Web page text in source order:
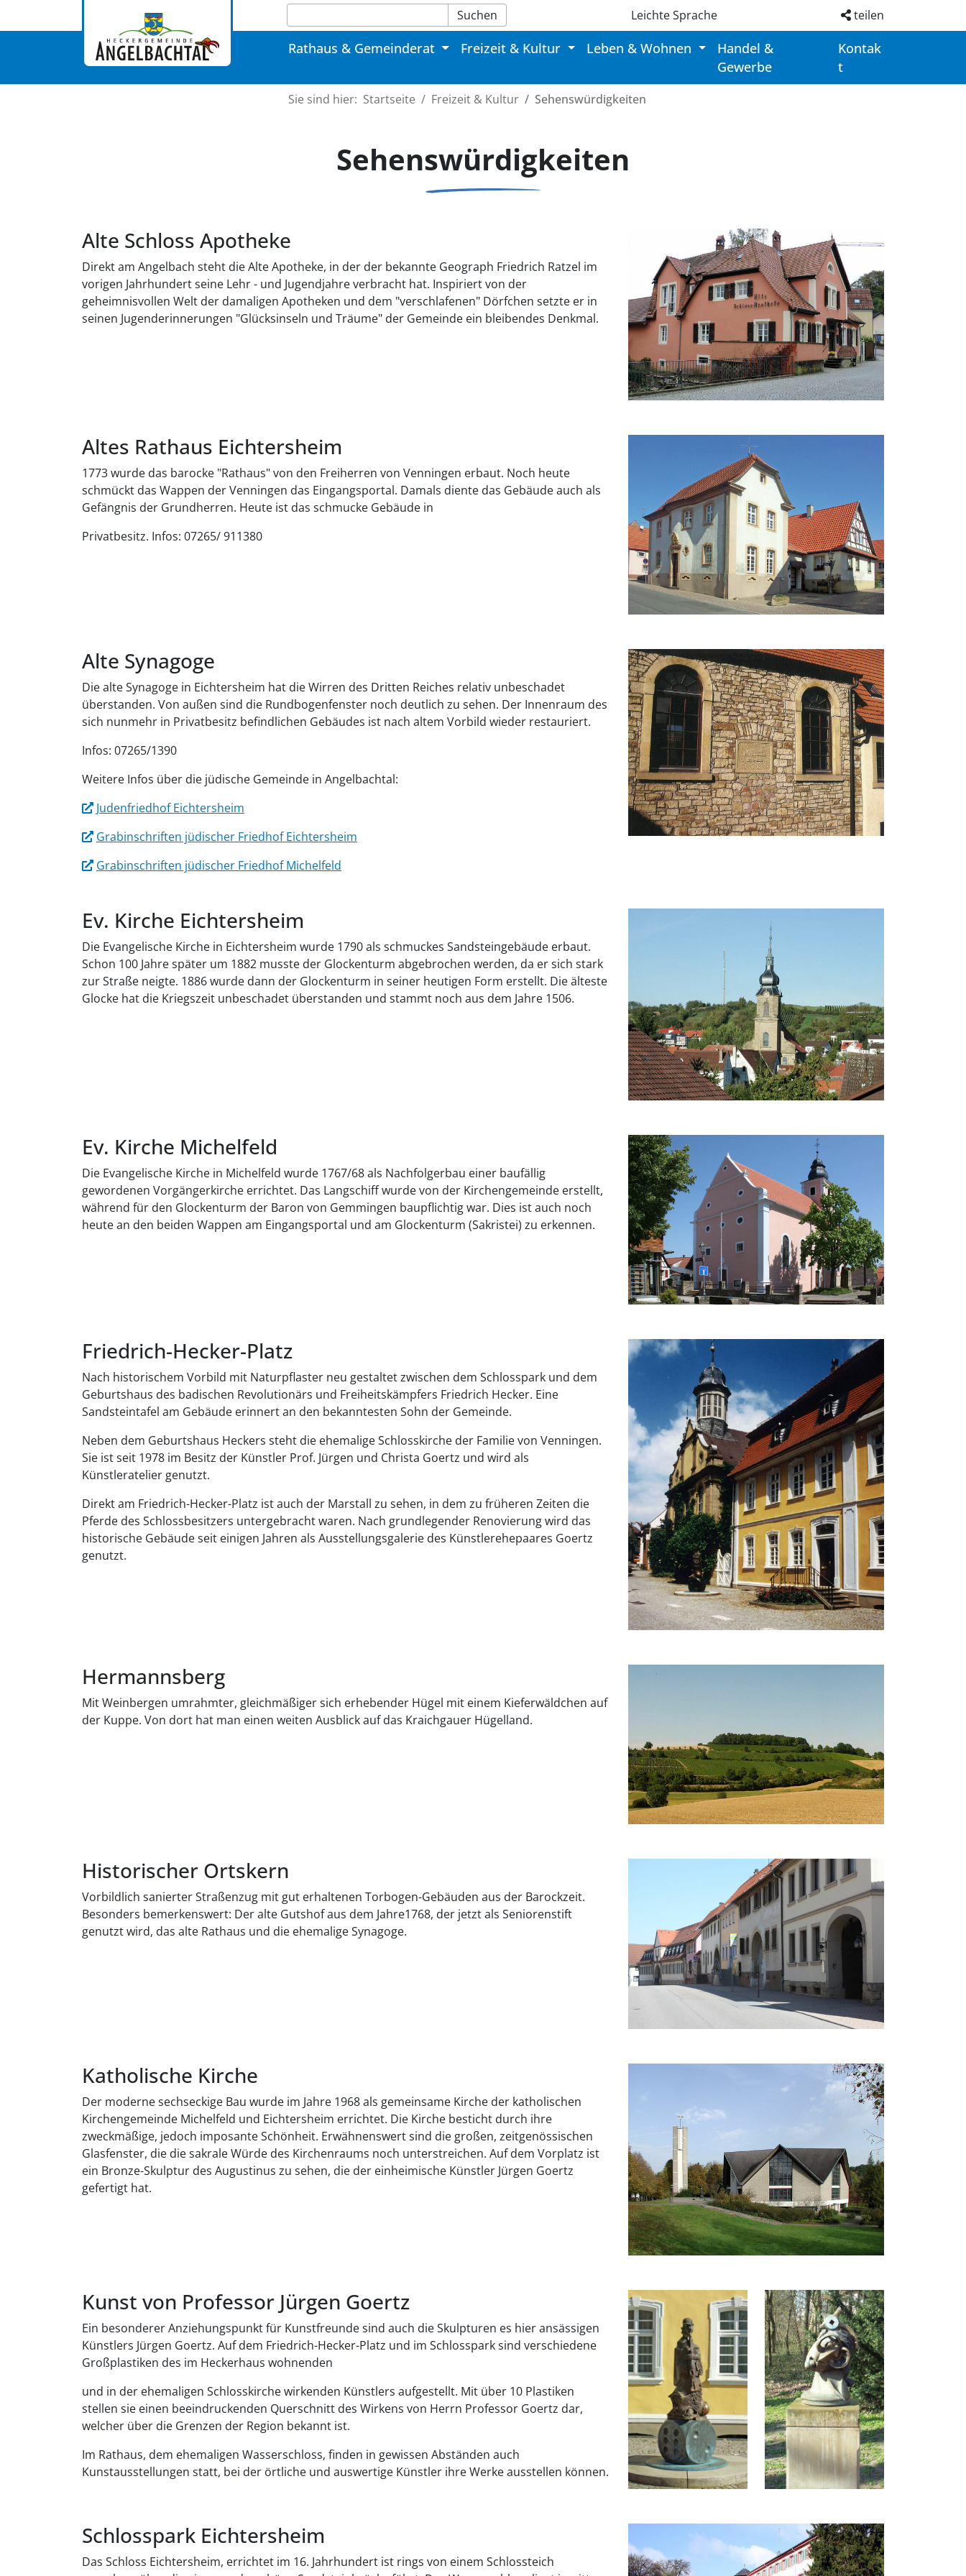
Suchen Leichte Sprache teilen
Rathaus & Gemeinderat Freizeit & Kultur Leben & Wohnen
Handel &
Gewerbe
Kontak
t
Sie sind hier: Startseite Freizeit & Kultur Sehenswürdigkeiten
Sehenswürdigkeiten
Alte Schloss Apotheke
Direkt am Angelbach steht die Alte Apotheke, in der der bekannte Geograph Friedrich Ratzel im
vorigen Jahrhundert seine Lehr - und Jugendjahre verbracht hat. Inspiriert von der
geheimnisvollen Welt der damaligen Apotheken und dem "verschlafenen" Dörfchen setzte er in
seinen Jugenderinnerungen "Glücksinseln und Träume" der Gemeinde ein bleibendes Denkmal.
Altes Rathaus Eichtersheim
1773 wurde das barocke "Rathaus" von den Freiherren von Venningen erbaut. Noch heute
schmückt das Wappen der Venningen das Eingangsportal. Damals diente das Gebäude auch als
Gefängnis der Grundherren. Heute ist das schmucke Gebäude in
Privatbesitz. Infos: 07265/ 911380
Alte Synagoge
Die alte Synagoge in Eichtersheim hat die Wirren des Dritten Reiches relativ unbeschadet
überstanden. Von außen sind die Rundbogenfenster noch deutlich zu sehen. Der Innenraum des
sich nunmehr in Privatbesitz befindlichen Gebäudes ist nach altem Vorbild wieder restauriert.
Infos: 07265/1390
Weitere Infos über die jüdische Gemeinde in Angelbachtal:
Judenfriedhof Eichtersheim
Grabinschriften jüdischer Friedhof Eichtersheim
Grabinschriften jüdischer Friedhof Michelfeld
Ev. Kirche Eichtersheim
Die Evangelische Kirche in Eichtersheim wurde 1790 als schmuckes Sandsteingebäude erbaut.
Schon 100 Jahre später um 1882 musste der Glockenturm abgebrochen werden, da er sich stark
zur Straße neigte. 1886 wurde dann der Glockenturm in seiner heutigen Form erstellt. Die älteste
Glocke hat die Kriegszeit unbeschadet überstanden und stammt noch aus dem Jahre 1506.
Ev. Kirche Michelfeld
Die Evangelische Kirche in Michelfeld wurde 1767/68 als Nachfolgerbau einer baufällig
gewordenen Vorgängerkirche errichtet. Das Langschiff wurde von der Kirchengemeinde erstellt,
während für den Glockenturm der Baron von Gemmingen baupflichtig war. Dies ist auch noch
heute an den beiden Wappen am Eingangsportal und am Glockenturm (Sakristei) zu erkennen.
Friedrich-Hecker-Platz
Nach historischem Vorbild mit Naturpflaster neu gestaltet zwischen dem Schlosspark und dem
Geburtshaus des badischen Revolutionärs und Freiheitskämpfers Friedrich Hecker. Eine
Sandsteintafel am Gebäude erinnert an den bekanntesten Sohn der Gemeinde.
Neben dem Geburtshaus Heckers steht die ehemalige Schlosskirche der Familie von Venningen.
Sie ist seit 1978 im Besitz der Künstler Prof. Jürgen und Christa Goertz und wird als
Künstleratelier genutzt.
Direkt am Friedrich-Hecker-Platz ist auch der Marstall zu sehen, in dem zu früheren Zeiten die
Pferde des Schlossbesitzers untergebracht waren. Nach grundlegender Renovierung wird das
historische Gebäude seit einigen Jahren als Ausstellungsgalerie des Künstlerehepaares Goertz
genutzt.
Hermannsberg
Mit Weinbergen umrahmter, gleichmäßiger sich erhebender Hügel mit einem Kieferwäldchen auf
der Kuppe. Von dort hat man einen weiten Ausblick auf das Kraichgauer Hügelland.
Historischer Ortskern
Vorbildlich sanierter Straßenzug mit gut erhaltenen Torbogen-Gebäuden aus der Barockzeit.
Besonders bemerkenswert: Der alte Gutshof aus dem Jahre1768, der jetzt als Seniorenstift
genutzt wird, das alte Rathaus und die ehemalige Synagoge.
Katholische Kirche
Der moderne sechseckige Bau wurde im Jahre 1968 als gemeinsame Kirche der katholischen
Kirchengemeinde Michelfeld und Eichtersheim errichtet. Die Kirche besticht durch ihre
zweckmäßige, jedoch imposante Schönheit. Erwähnenswert sind die großen, zeitgenössischen
Glasfenster, die die sakrale Würde des Kirchenraums noch unterstreichen. Auf dem Vorplatz ist
ein Bronze-Skulptur des Augustinus zu sehen, die der einheimische Künstler Jürgen Goertz
gefertigt hat.
Kunst von Professor Jürgen Goertz
Ein besonderer Anziehungspunkt für Kunstfreunde sind auch die Skulpturen es hier ansässigen
Künstlers Jürgen Goertz. Auf dem Friedrich-Hecker-Platz und im Schlosspark sind verschiedene
Großplastiken des im Heckerhaus wohnenden
und in der ehemaligen Schlosskirche wirkenden Künstlers aufgestellt. Mit über 10 Plastiken
stellen sie einen beeindruckenden Querschnitt des Wirkens von Herrn Professor Goertz dar,
welcher über die Grenzen der Region bekannt ist.
Im Rathaus, dem ehemaligen Wasserschloss, finden in gewissen Abständen auch
Kunstausstellungen statt, bei der örtliche und auswertige Künstler ihre Werke ausstellen können.
Schlosspark Eichtersheim
Das Schloss Eichtersheim, errichtet im 16. Jahrhundert ist rings von einem Schlossteich